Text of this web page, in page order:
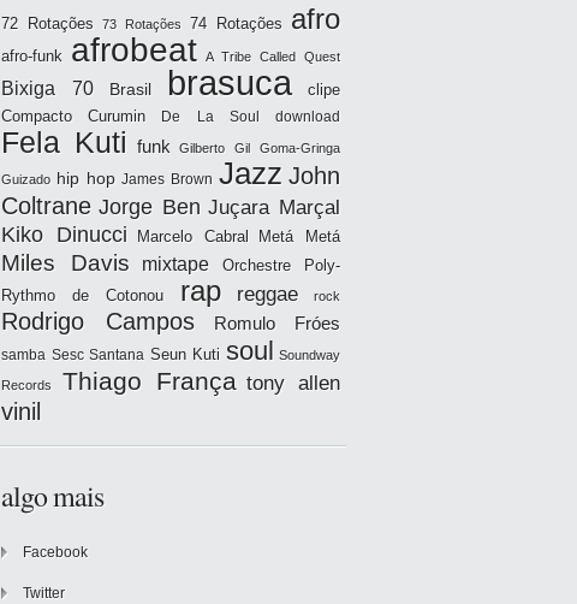
72 Rotações 73 Rotações 74 Rotações afro
afro-funk afrobeat A Tribe Called Quest
Bixiga 70 Brasil brasuca
clipe
Compacto
Curumin De La Soul download
Fela Kuti funk Gilberto Gil Goma-Gringa
Guizado hip hop James Brown Jazz John
Coltrane Jorge Ben Juçara Marçal
Kiko Dinucci Marcelo Cabral Metá Metá
Miles Davis mixtape
Orchestre Poly-
Rythmo de Cotonou
rap reggae rock
Rodrigo Campos Romulo Fróes
samba Sesc Santana Seun Kuti soul Soundway
Records Thiago França tony allen
vinil
algo mais
Facebook
Twitter